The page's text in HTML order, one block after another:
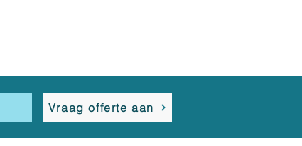
Vraag offerte aan